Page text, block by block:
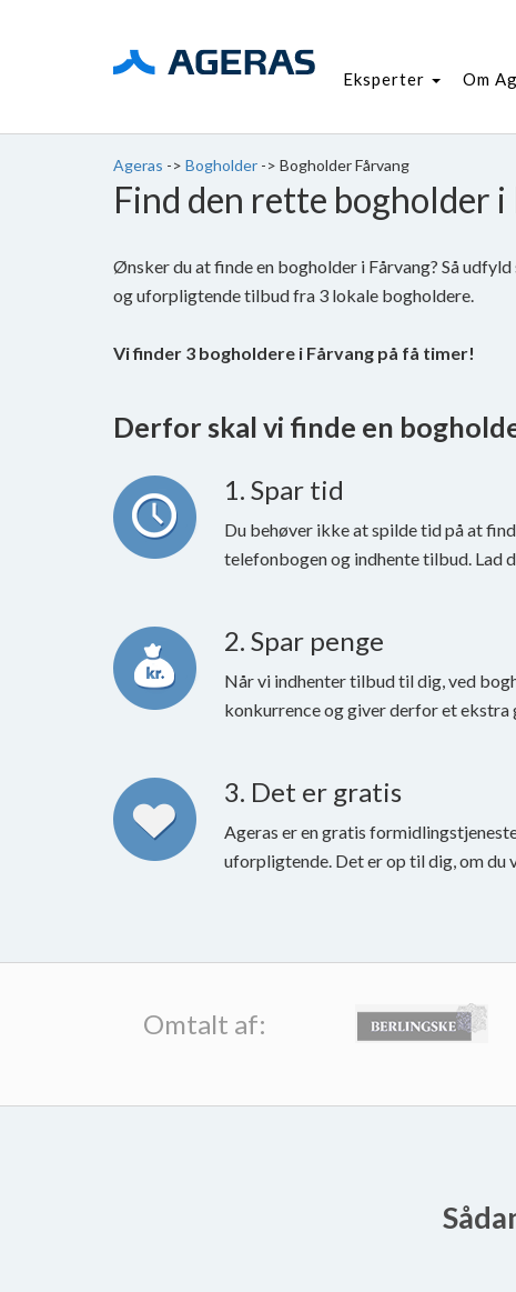
Eksperter Om
Ageras -> Bogholder -> Bogholder Fårvang
Find den rette bogholder i
Ønsker du at finde en bogholder i Fårvang? Så
og uforpligtende tilbud fra 3 lokale bogholdere.
Vi finder 3 bogholdere i Fårvang på få timer!
Derfor skal vi finde en
1. Spar tid
Du behøver ikke at spilde tid på at
telefonbogen og indhente tilbud. Lad
2. Spar penge
Når vi indhenter tilbud til dig, ved
konkurrence og giver derfor et
3. Det er gratis
Ageras er en gratis
uforpligtende. Det er op til dig, om du
Omtalt af: